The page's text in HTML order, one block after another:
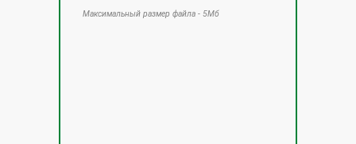
Максимальный размер файла - 5Мб